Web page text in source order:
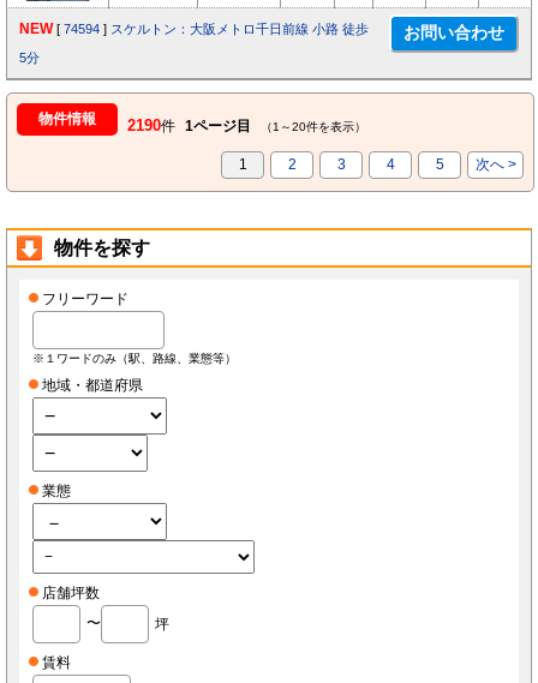
NEW [ 74594 ] スケルトン：大阪メトロ千日前線 小路 徒歩
5分
物件情報 2190件 1ページ目 （1～20件を表示）
1 2 3 4 5 次へ >
物件を探す
フリーワード
※１ワードのみ（駅、路線、業態等）
地域・都道府県
業態
店舗坪数
〜
坪
賃料